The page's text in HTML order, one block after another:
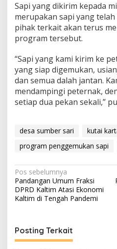
Sapi yang dikirim kepada
merupakan sapi yang
pihak terkait akan terus
program tersebut.
“Sapi yang kami kirim ke
yang siap digemukan,
dan semua dalah jantan.
mendampingi peternak,
setiap dua pekan sekali,”
desa sumber sari
kutai
program penggemukan sapi
Navigasi
pos
Pos sebelumnya
Pandangan Umum Fraksi
DPRD Kaltim Atasi Ekonomi
Kaltim di Tengah Pandemi
Posting Terkait